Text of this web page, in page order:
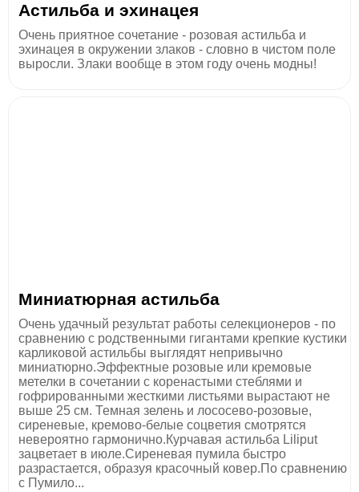
Астильба и эхинацея
Очень приятное сочетание - розовая астильба и
эхинацея в окружении злаков - словно в чистом поле
выросли. Злаки вообще в этом году очень модны!
Миниатюрная астильба
Очень удачный результат работы селекционеров - по
сравнению с родственными гигантами крепкие кустики
карликовой астильбы выглядят непривычно
миниатюрно.Эффектные розовые или кремовые
метелки в сочетании с коренастыми стеблями и
гофрированными жесткими листьями вырастают не
выше 25 см. Темная зелень и лососево-розовые,
сиреневые, кремово-белые соцветия смотрятся
невероятно гармонично.Курчавая астильба Liliput
зацветает в июле.Сиреневая пумила быстро
разрастается, образуя красочный ковер.По сравнению
с Пумило...